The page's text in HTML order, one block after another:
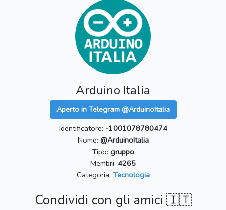
Arduino Italia
Aperto in Telegram @ArduinoItalia
Identificatore: -1001078780474
Nome: @ArduinoItalia
Tipo: gruppo
Membri: 4265
Categoria: Tecnologia
Condividi con gli amici 🇮🇹